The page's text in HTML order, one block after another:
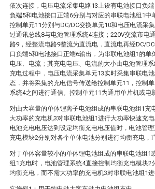
依次连接，电压电流采集电路13上设有电池接口负
负端5和电池接口正端6分别与对应的串联电池组1中
控制单元11分别与DC/DC变换单元10和电压电流采
过通讯总线8与电池管理系统4连接；220V交流市电
路9，经整流电路9整流为直流电，直流电再经DC/
口负端5和电池接口正端6输出，为串联电池组1的
电压、电流；其充电电压、电流的大小由电池管理系
充电过程中，电压电流采集单元13实时采集串联电
态，并将采集的充电信号传送给控制单元11，控制
系统4之间进行通信。控制单元11为通用单片机或电
对由大容量的单体锂离子电池组成的串联电池组1充
大功率的充电机3对串联电池组1进行大功率快速充
电池充电电压达到设定均衡充电电压值时，电池管
充电模块2分别对各个单体电池分别进行均衡充电，
对于单体容量较小的单体锂电池组成的串联电池组1
组1充电时，电池管理系统4直接控制均衡充电模块2
均衡充电，而不需大功率的充电机3对串联电池组1进